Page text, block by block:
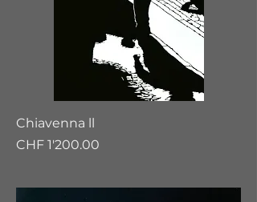
Chiavenna ll
Preis
CHF 1'200.00